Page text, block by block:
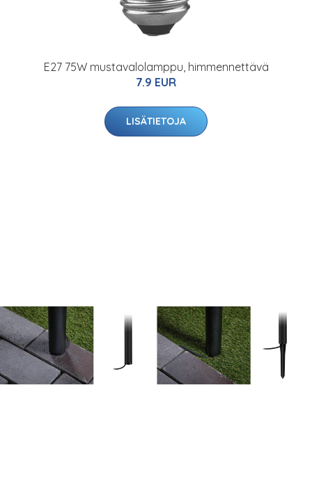
E27 75W mustavalolamppu, himmennettävä
7.9 EUR
LISÄTIETOJA